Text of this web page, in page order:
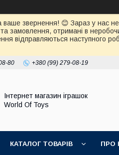
ваше звернення! 😊 Зараз у нас
замовлення, отримані в
відправляються наступного
80 +380 (99) 279-08-19
Інтернет магазин іграшок
World Of Toys
КАТАЛОГ ТОВАРІВ ПРО